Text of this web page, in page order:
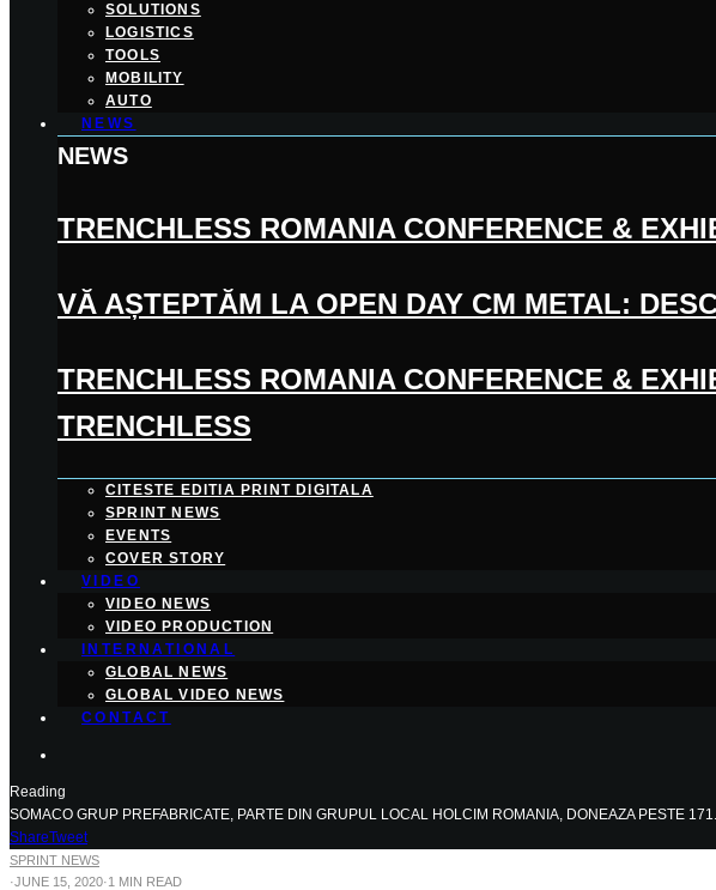
SOLUTIONS
LOGISTICS
TOOLS
MOBILITY
AUTO
NEWS
NEWS
TRENCHLESS ROMANIA CONFERENCE &
VĂ AȘTEPTĂM LA OPEN DAY CM METAL:
TRENCHLESS ROMANIA CONFERENCE &
TRENCHLESS
CITESTE EDITIA PRINT DIGITALA
SPRINT NEWS
EVENTS
COVER STORY
VIDEO
VIDEO NEWS
VIDEO PRODUCTION
INTERNATIONAL
GLOBAL NEWS
GLOBAL VIDEO NEWS
CONTACT
Reading
SOMACO GRUP PREFABRICATE, PARTE DIN GRUPUL LOCAL HOLCIM ROMANIA, DONEAZA PESTE
ShareTweet
SPRINT NEWS
·JUNE 15, 2020·1 MIN READ